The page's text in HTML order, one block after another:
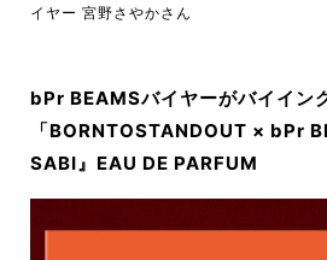
イヤー 宮野さやかさん
bPr BEAMSバイヤーがバイイン
「BORNTOSTANDOUT × bPr
SABI』EAU DE PARFUM